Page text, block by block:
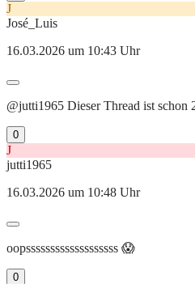
J
José_Luis
16.03.2026 um 10:43 Uhr
@jutti1965 Dieser Thread ist schon
0
J
jutti1965
16.03.2026 um 10:48 Uhr
oopsssssssssssssssssss 😱
0